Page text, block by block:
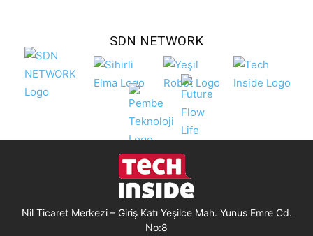
SDN NETWORK
Nil Ticaret Merkezi – Giriş Katı Yeşilce Mah. Yunus Emre Cd.
No:8